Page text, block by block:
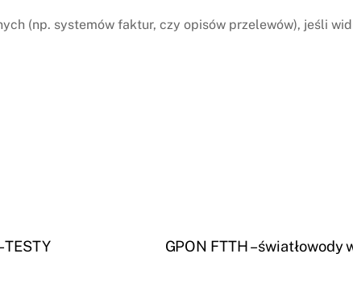
(np. systemów faktur, czy opisów przelewów), jeśli
TESTY GPON FTTH –